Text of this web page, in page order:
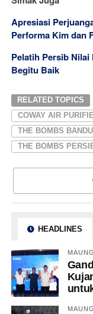
Apresiasi
Performa Kim dan
Pelatih Persib Nilai
Begitu Baik
RELATED TOPICS
COWAY AIR
THE BOMBS
THE BOMBS
HEADLINES